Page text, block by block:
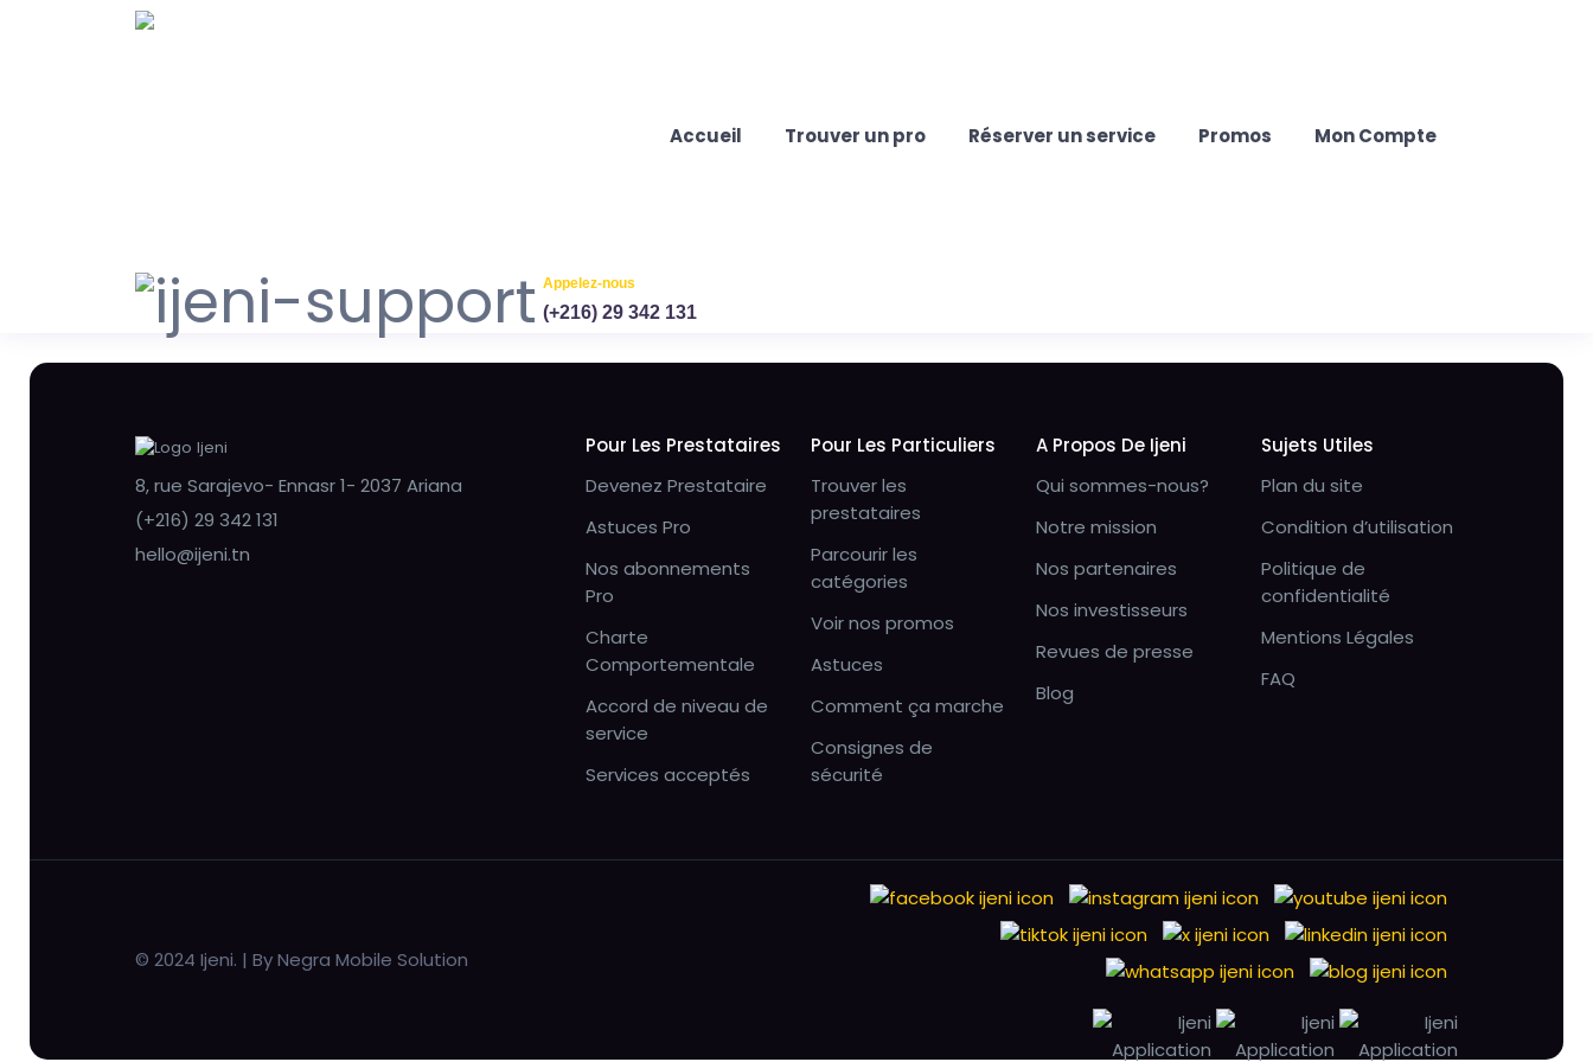
Accueil Trouver un pro Réserver un service Promos Mon Compte
Appelez-nous
(+216) 29 342 131
8, rue Sarajevo- Ennasr 1- 2037 Ariana
(+216) 29 342 131
hello@ijeni.tn
Pour Les Prestataires
Devenez Prestataire
Astuces Pro
Nos abonnements
Pro
Charte
Comportementale
Accord de niveau de
service
Services acceptés
Pour Les Particuliers
Trouver les
prestataires
Parcourir les
catégories
Voir nos promos
Astuces
Comment ça marche
Consignes de
sécurité
A Propos De Ijeni
Qui sommes-nous?
Notre mission
Nos partenaires
Nos investisseurs
Revues de presse
Blog
Sujets Utiles
Plan du site
Condition d’utilisation
Politique de
confidentialité
Mentions Légales
FAQ
© 2024 Ijeni. | By Negra Mobile Solution